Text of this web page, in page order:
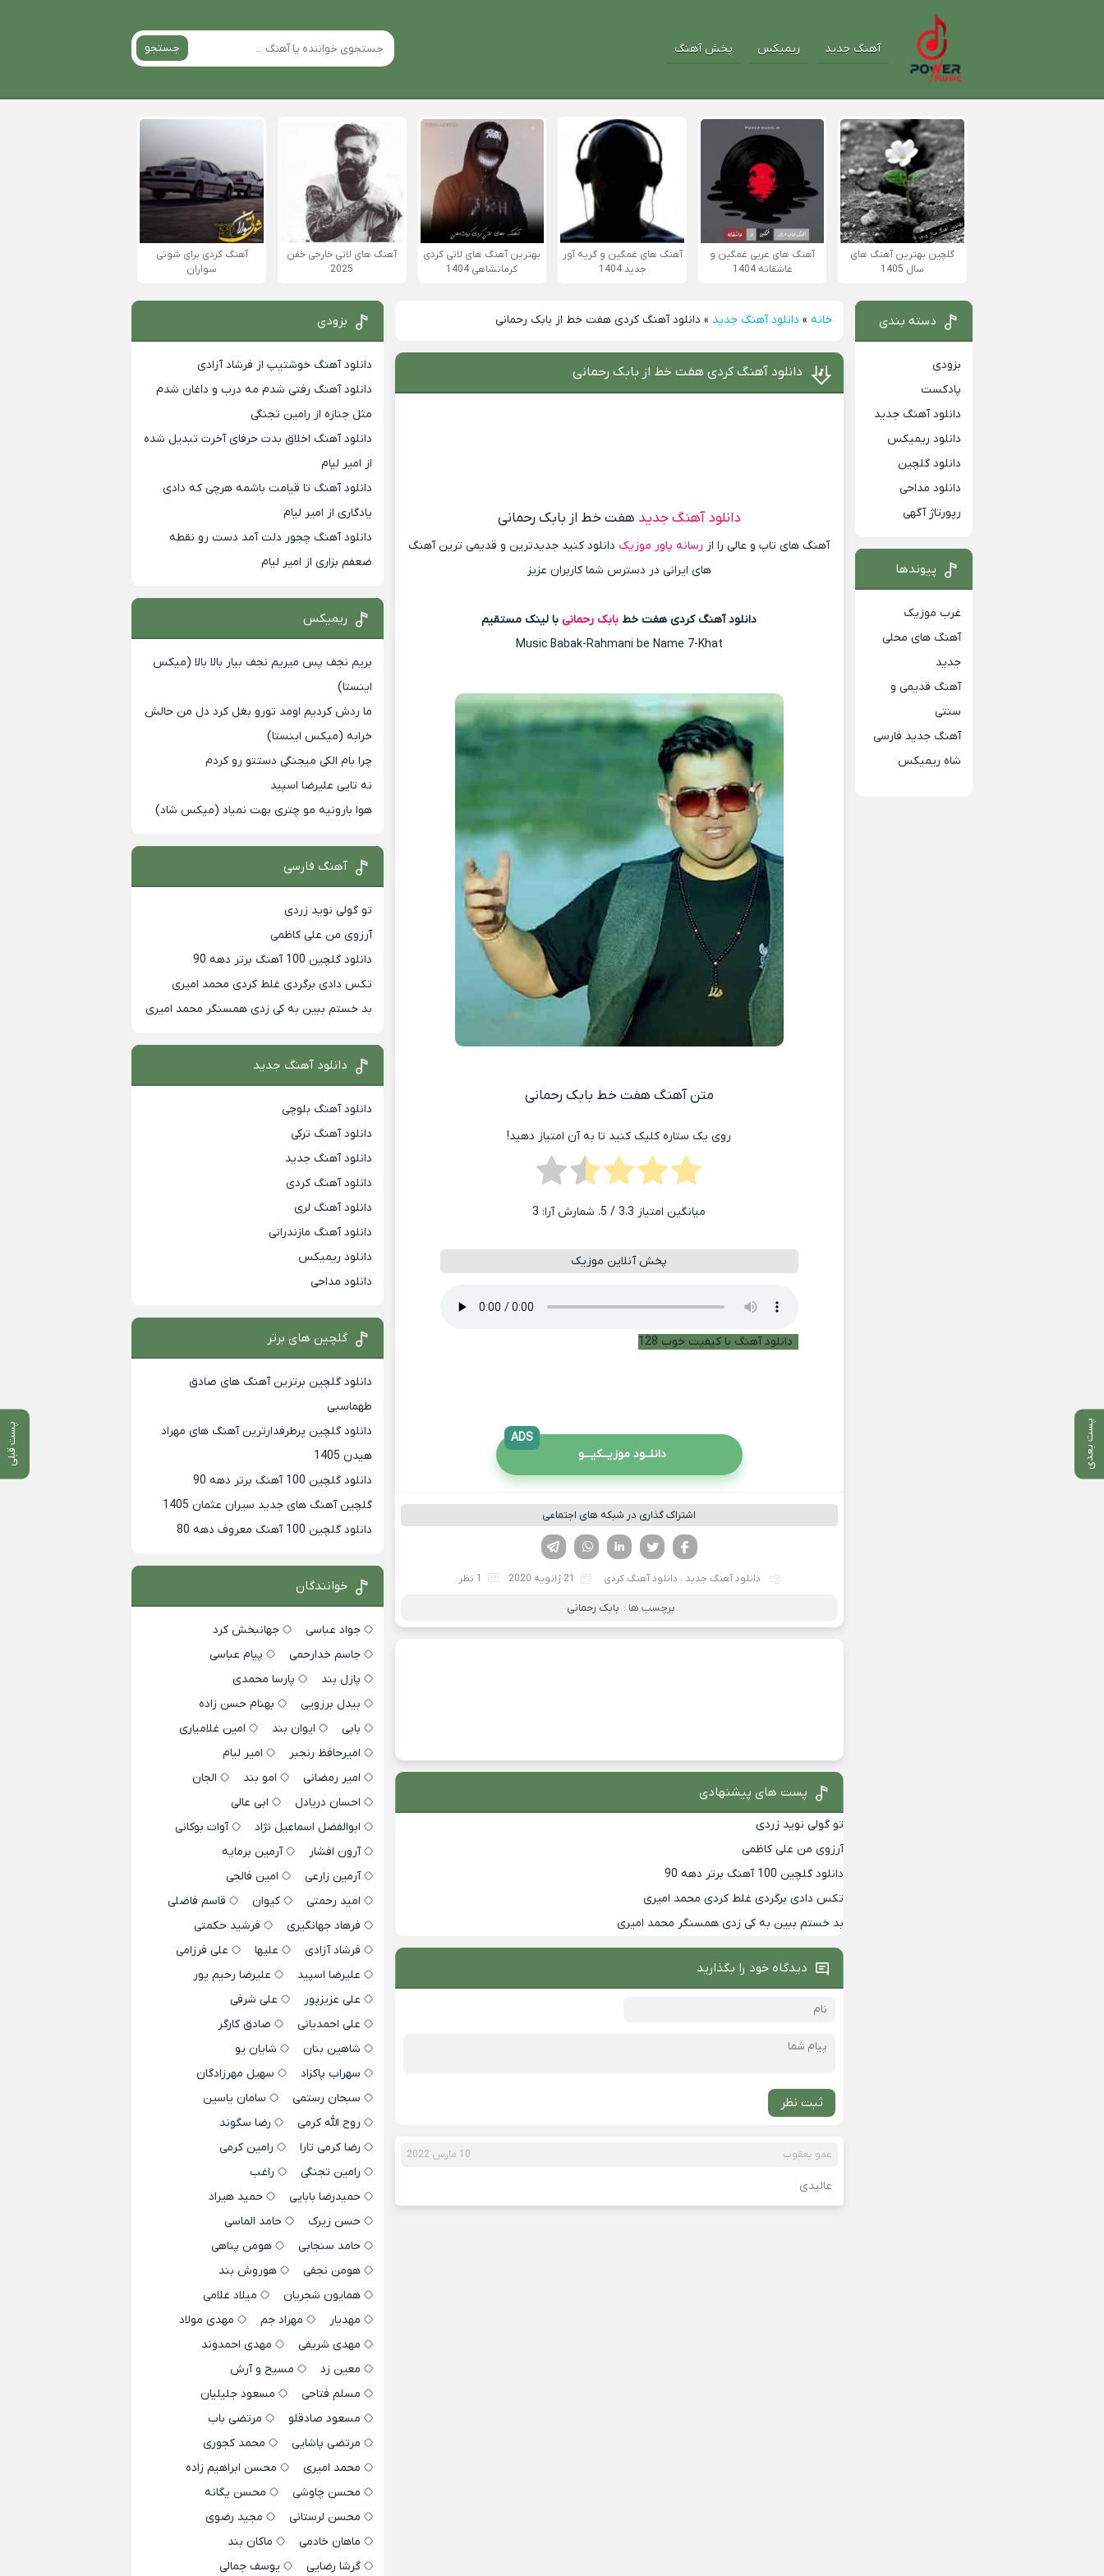
آهنگ جدید ریمیکس پخش آهنگ جستجو
گلچین بهترین آهنگ های
سال 1405
آهنگ های عربی غمگین و
عاشقانه 1404
آهنگ های غمگین و گریه آور
جدید 1404
بهترین آهنگ های لاتی کردی
کرمانشاهی 1404
آهنگ های لاتی خارجی خفن
2025
آهنگ کردی برای شوتی
سواران
خانه » دانلود آهنگ جدید » دانلود آهنگ کردی هفت خط از بابک رحمانی
پست بعدی پست قبلی
دانلود آهنگ کردی هفت خط از بابک رحمانی
دانلود آهنگ جدید هفت خط از بابک رحمانی
آهنگ های تاپ و عالی را از رسانه پاور موزیک دانلود کنید جدیدترین و قدیمی ترین آهنگ
های ایرانی در دسترس شما کاربران عزیز
دانلود آهنگ کردی هفت خط بابک رحمانی با لینک مستقیم
Music Babak-Rahmani be Name 7-Khat
متن آهنگ هفت خط بابک رحمانی
روی یک ستاره کلیک کنید تا به آن امتیاز دهید!
میانگین امتیاز 3.3/ 5. شمارش آرا: 3
پخش آنلاین موزیک
دانلود آهنگ با کیفیت خوب 128
دانلــود موزیــکیـــو
ADS
اشتراک گذاری در شبکه های اجتماعی
لینکدین تویتر
فیسوک
دانلود آهنگ جدید ، دانلود آهنگ کردی 21 ژانویه 2020 1 نظر
برچسب ها : بابک رحمانی
پست های پیشنهادی
تو گولی نوید زردی
آرزوی من علی کاظمی
دانلود گلچین 100 آهنگ برتر دهه 90
تکس دادی برگردی غلط کردی محمد امیری
بد خستم ببین به کی زدی همسنگر محمد امیری
دیدگاه خود را بگذارید
ثبت نظر
عمو یعقوب 10 مارس 2022
عالیدی
دسته بندی
بزودی
پادکست
دانلود آهنگ جدید
دانلود ریمیکس
دانلود گلچین
دانلود مداحی
رپورتاژ آگهی
پیوندها
غرب موزیک
آهنگ های محلی
جدید
آهنگ قدیمی و
سنتی
آهنگ جدید فارسی
شاه ریمیکس
بزودی
دانلود آهنگ خوشتیپ از فرشاد آزادی
دانلود آهنگ رفتی شدم مه درب و داغان شدم
مثل جنازه از رامین تجنگی
دانلود آهنگ اخلاق بدت حرفای آخرت تبدیل شده
از امیر لیام
دانلود آهنگ تا قیامت باشمه هرچی که دادی
یادگاری از امیر لیام
دانلود آهنگ چجور دلت آمد دست رو نقطه
ضعفم بزاری از امیر لیام
ریمیکس
بریم نجف پس میریم نجف بیار بالا بالا (میکس
اینستا)
ما ردش کردیم اومد تورو بغل کرد دل من حالش
خرابه (میکس اینستا)
چرا بام الکی میجنگی دستتو رو کردم
نه تایی علیرضا اسپید
هوا بارونیه مو چتری بهت نمیاد (میکس شاد)
آهنگ فارسی
تو گولی نوید زردی
آرزوی من علی کاظمی
دانلود گلچین 100 آهنگ برتر دهه 90
تکس دادی برگردی غلط کردی محمد امیری
بد خستم ببین به کی زدی همسنگر محمد امیری
دانلود آهنگ جدید
دانلود آهنگ بلوچی
دانلود آهنگ ترکی
دانلود آهنگ جدید
دانلود آهنگ کردی
دانلود آهنگ لری
دانلود آهنگ مازندرانی
دانلود ریمیکس
دانلود مداحی
گلچین های برتر
دانلود گلچین برترین آهنگ های صادق
طهماسبی
دانلود گلچین پرطرفدارترین آهنگ های مهراد
هیدن 1405
دانلود گلچین 100 آهنگ برتر دهه 90
گلچین آهنگ های جدید سیران عثمان 1405
دانلود گلچین 100 آهنگ معروف دهه 80
خوانندگان
جواد عباسی
جهانبخش کرد
جاسم خدارحمی
پیام عباسی
پازل بند
پارسا محمدی
بیدل برزویی
بهنام حسن زاده
بابی
ایوان بند
امین غلامیاری
امیرحافظ رنجبر
امیر لیام
امیر رمضانی
امو بند
الجان
احسان دریادل
ابی عالی
ابوالفضل اسماعیل نژاد
آوات بوکانی
آرون افشار
آرمین برمایه
آرمین زارعی
امین فالجی
امید رحمتی
کیوان
قاسم فاضلی
فرهاد جهانگیری
فرشید حکمتی
فرشاد آزادی
علیها
علی فرزامی
علیرضا اسپید
علیرضا رحیم پور
علی عزیزپور
علی شرفی
علی احمدیانی
صادق کارگر
شاهین بنان
شایان یو
سهراب پاکزاد
سهیل مهرزادگان
سبحان رستمی
سامان یاسین
روح الله کرمی
رضا سگوند
رضا کرمی تارا
رامین کرمی
رامین تجنگی
راغب
حمیدرضا بابایی
حمید هیراد
حسن زیرک
حامد الماسی
حامد سنجابی
هومن پناهی
هومن نجفی
هوروش بند
همایون شجریان
میلاد غلامی
مهدیار
مهراد جم
مهدی مولاد
مهدی شریفی
مهدی احمدوند
معین زد
مسیح و آرش
مسلم فتاحی
مسعود جلیلیان
مسعود صادقلو
مرتضی باب
مرتضی پاشایی
محمد کجوری
محمد امیری
محسن ابراهیم زاده
محسن چاوشی
محسن یگانه
محسن لرستانی
مجید رضوی
ماهان خادمی
ماکان بند
گرشا رضایی
یوسف جمالی